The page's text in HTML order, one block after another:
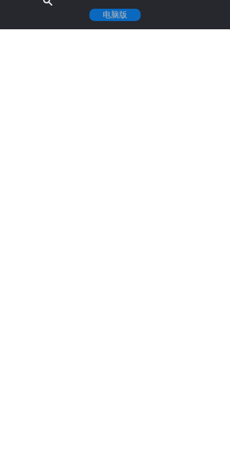
电脑版